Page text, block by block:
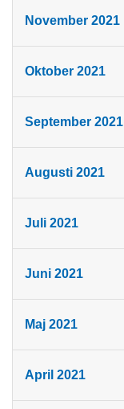
November 2021
Oktober 2021
September 2021
Augusti 2021
Juli 2021
Juni 2021
Maj 2021
April 2021